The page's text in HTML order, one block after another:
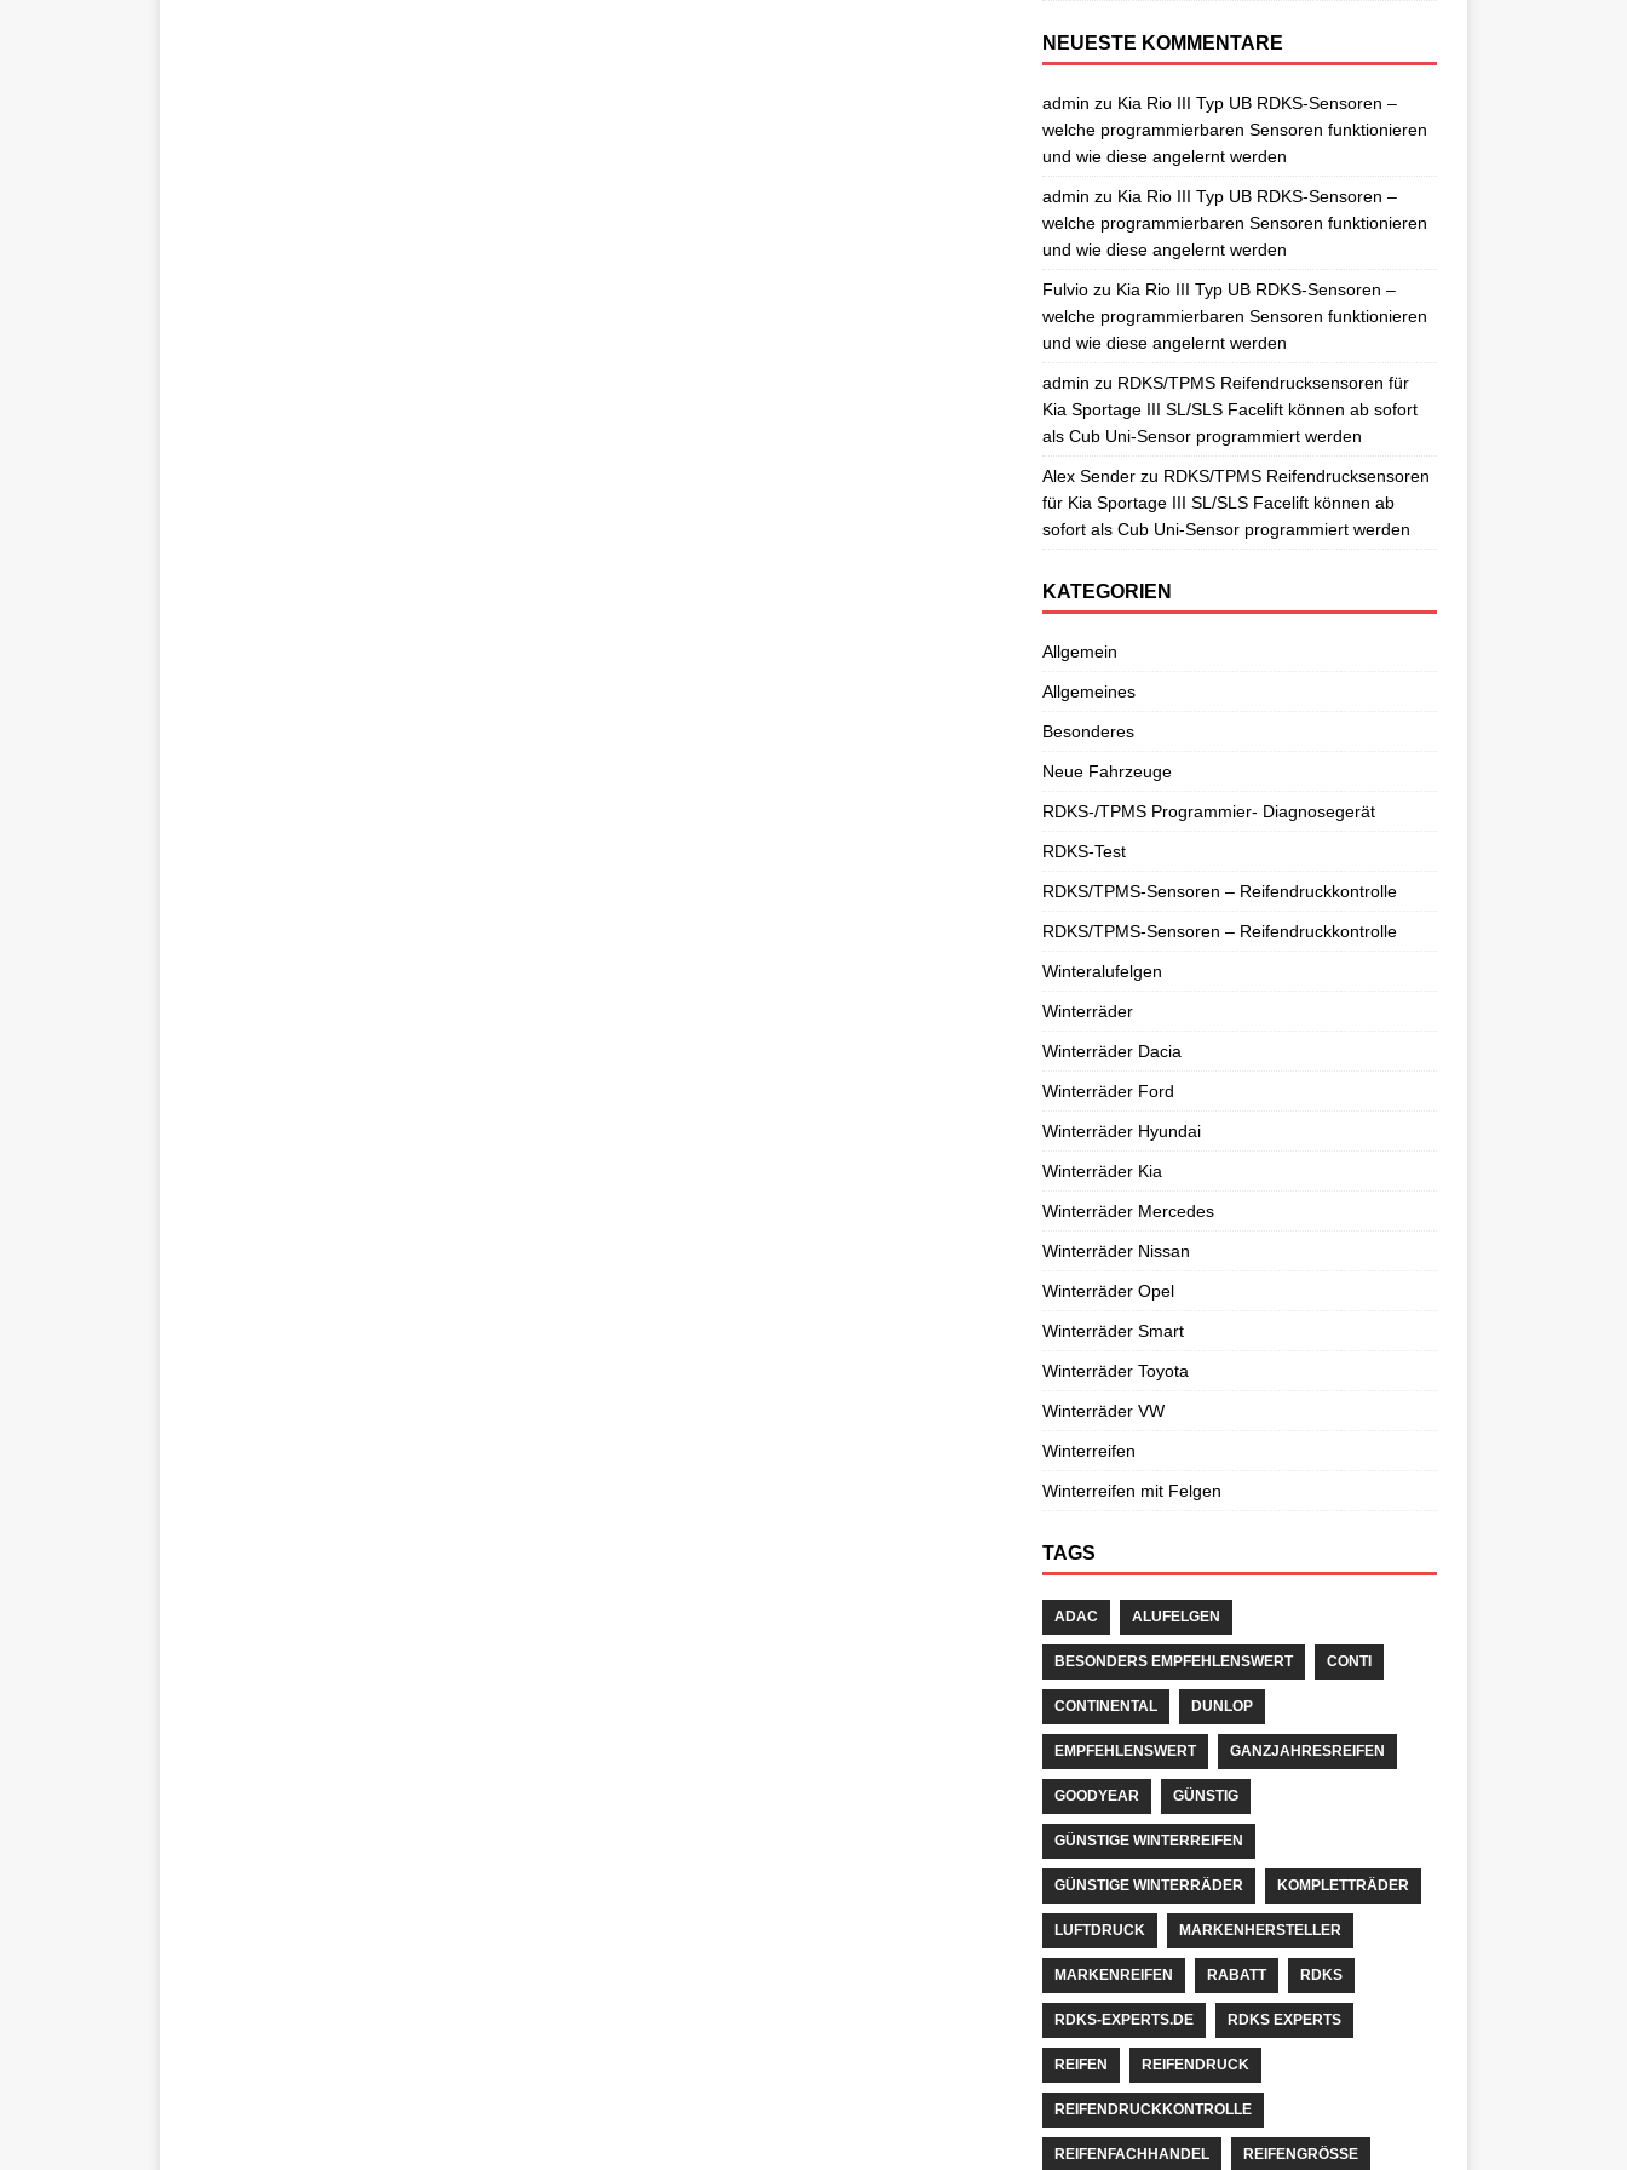
NEUESTE KOMMENTARE
admin zu Kia Rio III Typ UB RDKS-Sensoren –
welche programmierbaren Sensoren funktionieren
und wie diese angelernt werden
admin zu Kia Rio III Typ UB RDKS-Sensoren –
welche programmierbaren Sensoren funktionieren
und wie diese angelernt werden
Fulviozu Kia Rio III Typ UB RDKS-Sensoren –
welche programmierbaren Sensoren funktionieren
und wie diese angelernt werden
admin zu RDKS/TPMS Reifendrucksensoren für
Kia Sportage III SL/SLS Facelift können ab sofort
als Cub Uni-Sensor programmiert werden
Alex Senderzu RDKS/TPMS Reifendrucksensoren
für Kia Sportage III SL/SLS Facelift können ab
sofort als Cub Uni-Sensor programmiert werden
KATEGORIEN
Allgemein
Allgemeines
Besonderes
Neue Fahrzeuge
RDKS-/TPMS Programmier- Diagnosegerät
RDKS-Test
RDKS/TPMS-Sensoren – Reifendruckkontrolle
RDKS/TPMS-Sensoren – Reifendruckkontrolle
Winteralufelgen
Winterräder
Winterräder Dacia
Winterräder Ford
Winterräder Hyundai
Winterräder Kia
Winterräder Mercedes
Winterräder Nissan
Winterräder Opel
Winterräder Smart
Winterräder Toyota
Winterräder VW
Winterreifen
Winterreifen mit Felgen
TAGS
ADAC ALUFELGEN
BESONDERS EMPFEHLENSWERT CONTI
CONTINENTAL DUNLOP
EMPFEHLENSWERT GANZJAHRESREIFEN
GOODYEAR GÜNSTIG
GÜNSTIGE WINTERREIFEN
GÜNSTIGE WINTERRÄDER KOMPLETTRÄDER
LUFTDRUCK MARKENHERSTELLER
MARKENREIFEN RABATT RDKS
RDKS-EXPERTS.DE RDKS EXPERTS
REIFEN REIFENDRUCK
REIFENDRUCKKONTROLLE
REIFENFACHHANDEL REIFENGRÖSSE